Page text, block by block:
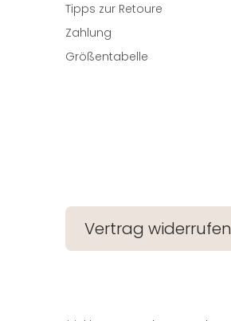
Tipps zur Retoure
Zahlung
Größentabelle
Vertrag widerrufen